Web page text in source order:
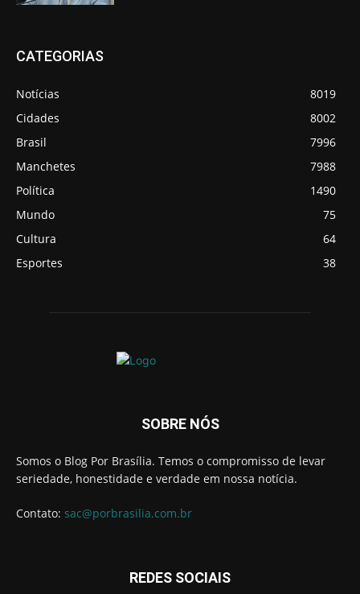
CATEGORIAS
Notícias
8019
Cidades
8002
Brasil
7996
Manchetes
7988
Política
1490
Mundo
75
Cultura
64
Esportes
38
SOBRE NÓS
Somos o Blog Por Brasília. Temos o compromisso de levar
seriedade, honestidade e verdade em nossa notícia.
Contato: sac@porbrasilia.com.br
REDES SOCIAIS